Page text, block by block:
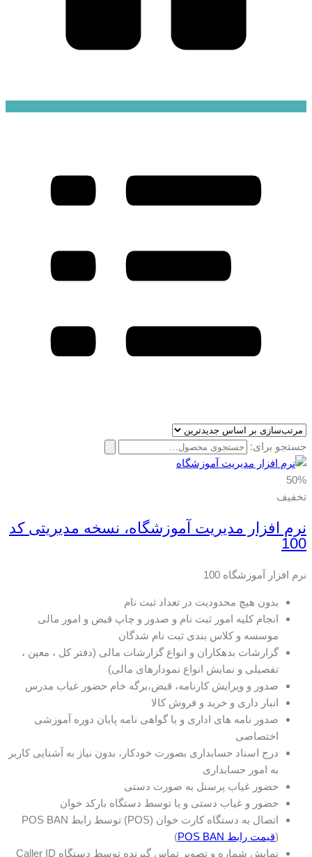
جستجو برای:
50%
تخفیف
نرم افزار مدیریت آموزشگاه، نسخه مدیریتی کد
100
نرم افزار آموزشگاه 100
بدون هیچ محدودیت در تعداد ثبت نام
انجام کلیه امور ثبت نام و صدور و چاپ قبض و امور مالی
موسسه و کلاس بندی ثبت نام شدگان
گزارشات بدهکاران و انواع گزارشات مالی (دفتر کل ، معین ،
تفصیلی و نمایش انواع نمودارهای مالی)
صدور و ویرایش کارنامه، قبض،برگه خام حضور غیاب مدرس
انبار داری و خرید و فروش کالا
صدور نامه های اداری و یا گواهی نامه پایان دوره آموزشی
اختصاصی
درج اسناد حسابداری بصورت خودکار، بدون نیاز به آشنایی کاربر
به امور حسابداری
حضور غیاب پرسنل به صورت دستی
حضور و غیاب دستی و یا توسط دستگاه بارکد خوان
اتصال به دستگاه کارت خوان (POS) توسط رابط POS BAN
(قیمت رابط POS BAN
)
نمایش شماره و تصویر تماس گیرنده توسط دستگاه Caller ID